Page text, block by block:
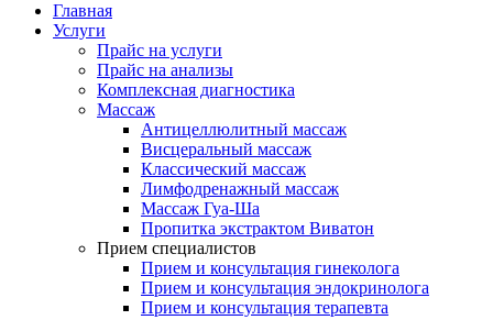
жизнь"Главная
Услуги
Прайс на услуги
Прайс на анализы
Комплексная диагностика
Массаж
Антицеллюлитный массаж
Висцеральный массаж
Классический массаж
Лимфодренажный массаж
Массаж Гуа-Ша
Пропитка экстрактом Виватон
Прием специалистов
Прием и консультация гинеколога
Прием и консультация эндокринолога
Прием и консультация терапевта